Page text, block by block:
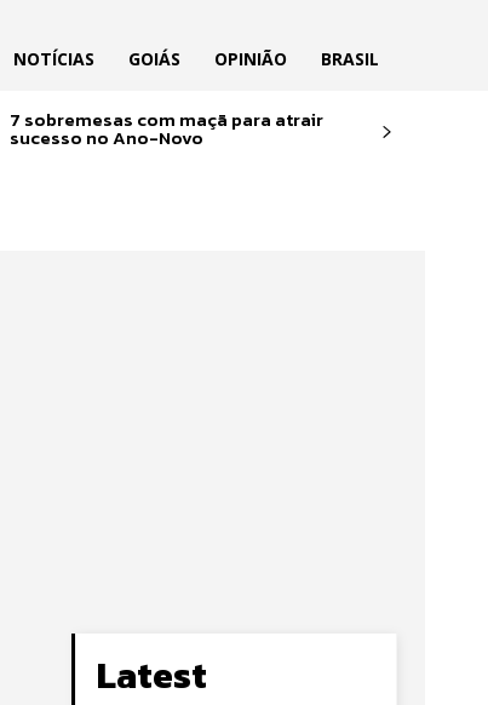
NOTÍCIAS GOIÁS OPINIÃO BRASIL
7 sobremesas com maçã para atrair
sucesso no Ano-Novo
Latest